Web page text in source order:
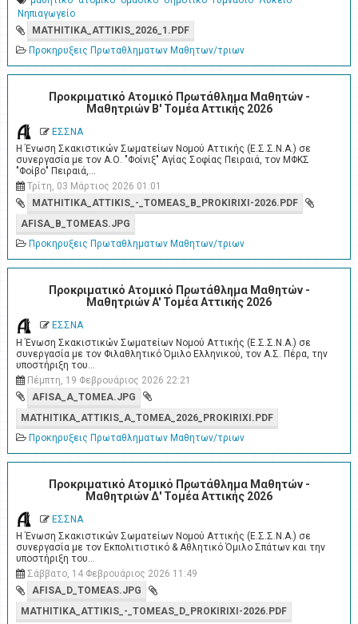
Νηπιαγωγείο
MATHITIKA_ATTIKIS_2026_1.PDF
Προκηρυξεις Πρωταθληματων Μαθητων/τριων
Προκριματικό Ατομικό Πρωτάθλημα Μαθητών -
Μαθητριών Β' Τομέα Αττικής 2026
ΕΣΣΝΑ
Η Ένωση Σκακιστικών Σωματείων Νομού Αττικής (Ε.Σ.Σ.Ν.Α.) σε
συνεργασία με τον Α.Ο. "Φοίνιξ" Αγίας Σοφίας Πειραιά, τον ΜΦΚΣ
"Φοίβο" Πειραιά,…
Τρίτη, 03 Μάρτιος 2026 01:01
MATHITIKA_ATTIKIS_-_TOMEAS_B_PROKIRIXI-2026.PDF
AFISA_B_TOMEAS.JPG
Προκηρυξεις Πρωταθληματων Μαθητων/τριων
Προκριματικό Ατομικό Πρωτάθλημα Μαθητών -
Μαθητριών A' Τομέα Αττικής 2026
ΕΣΣΝΑ
Η Ένωση Σκακιστικών Σωματείων Νομού Αττικής (Ε.Σ.Σ.Ν.Α.) σε
συνεργασία με τον Φιλαθλητικό Όμιλο Ελληνικού, τον Α.Σ. Πέρα, την
υποστήριξη του…
Πέμπτη, 19 Φεβρουάριος 2026 22:21
AFISA_A_TOMEA.JPG
MATHITIKA_ATTIKIS_A_TOMEA_2026_PROKIRIXI.PDF
Προκηρυξεις Πρωταθληματων Μαθητων/τριων
Προκριματικό Ατομικό Πρωτάθλημα Μαθητών -
Μαθητριών Δ' Τομέα Αττικής 2026
ΕΣΣΝΑ
Η Ένωση Σκακιστικών Σωματείων Νομού Αττικής (Ε.Σ.Σ.Ν.Α.) σε
συνεργασία με τον Εκπολιτιστικό & Αθλητικό Όμιλο Σπάτων και την
υποστήριξη του…
Σάββατο, 14 Φεβρουάριος 2026 11:49
AFISA_D_TOMEAS.JPG
MATHITIKA_ATTIKIS_-_TOMEAS_D_PROKIRIXI-2026.PDF